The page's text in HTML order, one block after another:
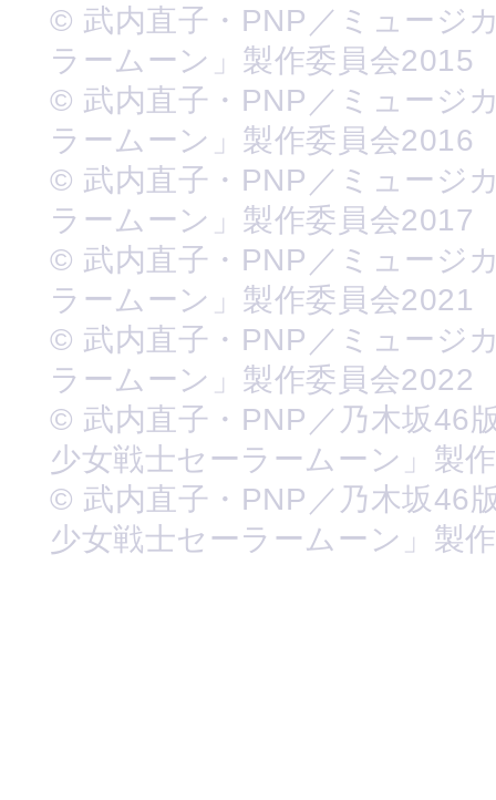
© 武内直子・PNP／ミュージ
ラームーン」製作委員会2015
© 武内直子・PNP／ミュージ
ラームーン」製作委員会2016
© 武内直子・PNP／ミュージ
ラームーン」製作委員会2017
© 武内直子・PNP／ミュージ
ラームーン」製作委員会2021
© 武内直子・PNP／ミュージ
ラームーン」製作委員会2022
© 武内直子・PNP／乃木坂46
少女戦士セーラームーン」製
© 武内直子・PNP／乃木坂46
少女戦士セーラームーン」製